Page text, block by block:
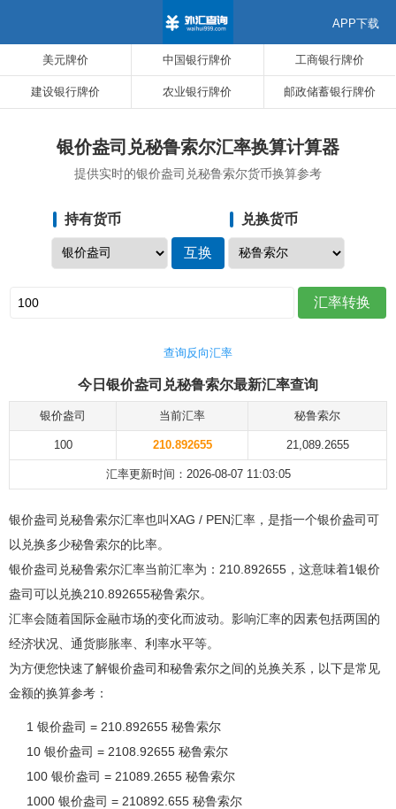
美元牌价 中国银行牌价 工商银行牌价
建设银行牌价 农业银行牌价 邮政储蓄银行牌价
APP下载
银价盎司兑秘鲁索尔汇率换算计算器
提供实时的银价盎司兑秘鲁索尔货币换算参考
持有货币 兑换货币
查询反向汇率
今日银价盎司兑秘鲁索尔最新汇率查询
银价盎司 当前汇率 秘鲁索尔
100 210.892655 21,089.2655
汇率更新时间：2026-08-07 11:03:05
银价盎司兑秘鲁索尔汇率也叫XAG / PEN汇率，是指一个银价盎司可
以兑换多少秘鲁索尔的比率。
银价盎司兑秘鲁索尔汇率当前汇率为：210.892655，这意味着1银价
盎司可以兑换210.892655秘鲁索尔。
汇率会随着国际金融市场的变化而波动。影响汇率的因素包括两国的
经济状况、通货膨胀率、利率水平等。
为方便您快速了解银价盎司和秘鲁索尔之间的兑换关系，以下是常见
金额的换算参考：
1 银价盎司 = 210.892655 秘鲁索尔
10 银价盎司 = 2108.92655 秘鲁索尔
100 银价盎司 = 21089.2655 秘鲁索尔
1000 银价盎司 = 210892.655 秘鲁索尔